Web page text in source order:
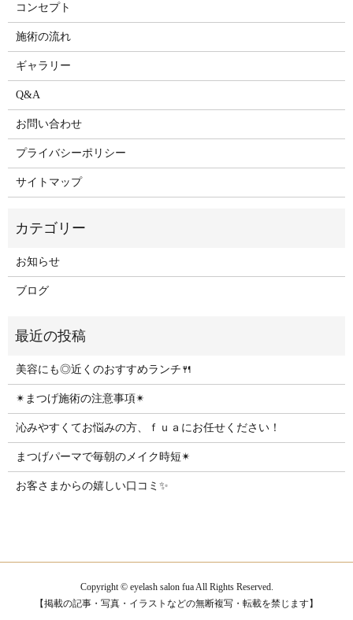
コンセプト
施術の流れ
ギャラリー
Q&A
お問い合わせ
プライバシーポリシー
サイトマップ
お知らせ
ブログ
美容にも◎近くのおすすめランチ🍴
✴︎まつげ施術の注意事項✴︎
沁みやすくてお悩みの方、ｆｕａにお任せください！
まつげパーマで毎朝のメイク時短✴︎
お客さまからの嬉しい口コミ✨
Copyright © eyelash salon fua All Rights Reserved.
【掲載の記事・写真・イラストなどの無断複写・転載を禁じます】